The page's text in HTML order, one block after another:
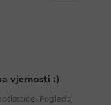
vjernosti :)
Pogledaj